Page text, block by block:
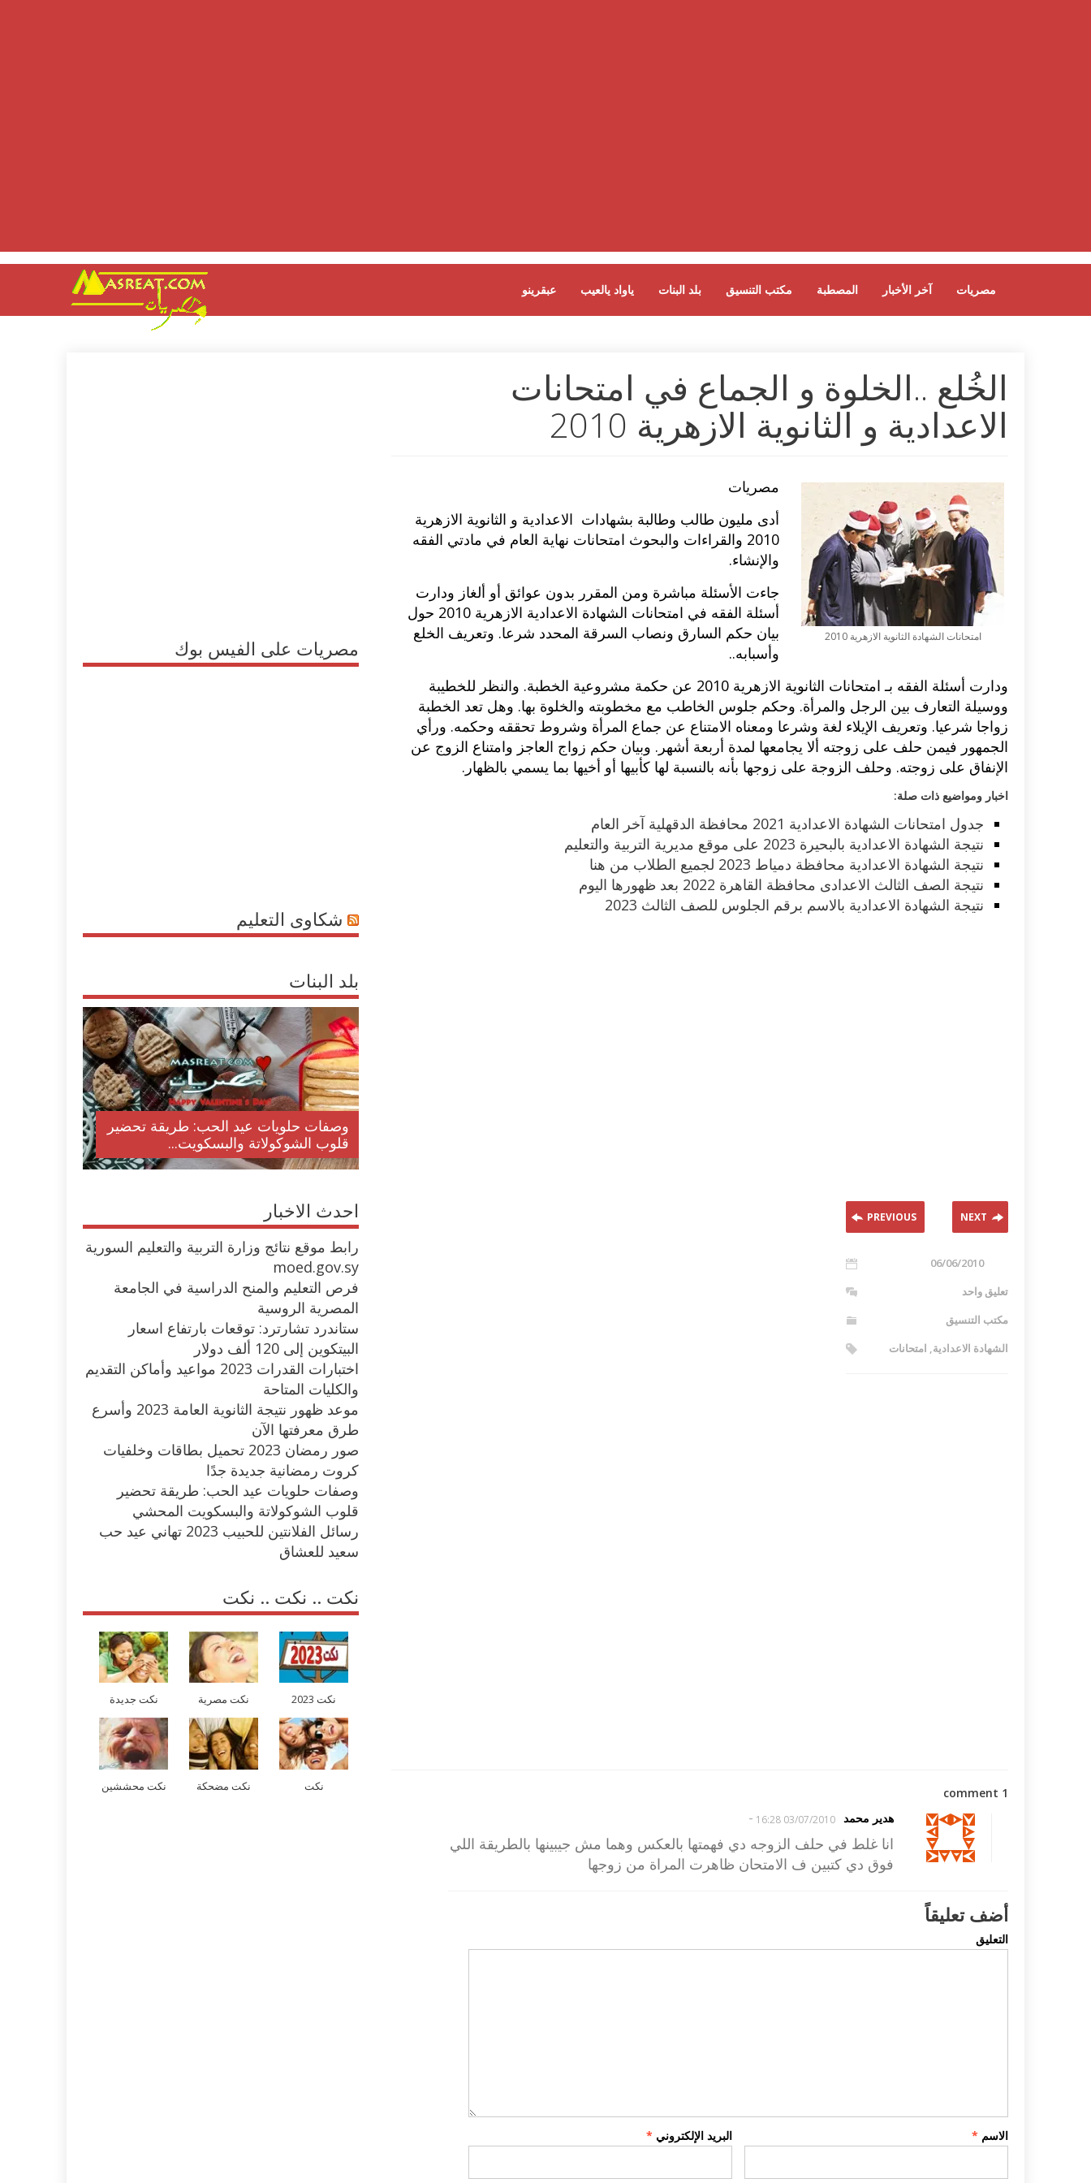
عبقرينو ياواد يالعيب بلد البنات مكتب التنسيق المصطبة آخر الأخبار مصريات
الخُلع ..الخلوة و الجماع في امتحانات
الاعدادية و الثانوية الازهرية 2010
امتحانات الشهادة الثانوية الازهرية 2010
مصريات
أدى مليون طالب وطالبة بشهادات الاعدادية و الثانوية الازهرية
2010 والقراءات والبحوث امتحانات نهاية العام في مادتي الفقه
والإنشاء.
جاءت الأسئلة مباشرة ومن المقرر بدون عوائق أو ألغاز ودارت
أسئلة الفقه في امتحانات الشهادة الاعدادية الازهرية 2010 حول
بيان حكم السارق ونصاب السرقة المحدد شرعا. وتعريف الخلع
وأسبابه..
ودارت أسئلة الفقه بـ امتحانات الثانوية الازهرية 2010 عن حكمة مشروعية الخطبة. والنظر للخطيبة
ووسيلة التعارف بين الرجل والمرأة. وحكم جلوس الخاطب مع مخطوبته والخلوة بها. وهل تعد الخطبة
زواجا شرعيا. وتعريف الإيلاء لغة وشرعا ومعناه الامتناع عن جماع المرأة وشروط تحققه وحكمه. ورأي
الجمهور فيمن حلف على زوجته ألا يجامعها لمدة أربعة أشهر. وبيان حكم زواج العاجز وامتناع الزوج عن
الإنفاق على زوجته. وحلف الزوجة على زوجها بأنه بالنسبة لها كأبيها أو أخيها بما يسمي بالظهار.
اخبار ومواضيع ذات صلة:
جدول امتحانات الشهادة الاعدادية 2021 محافظة الدقهلية آخر العام
نتيجة الشهادة الاعدادية بالبحيرة 2023 على موقع مديرية التربية والتعليم
نتيجة الشهادة الاعدادية محافظة دمياط 2023 لجميع الطلاب من هنا
نتيجة الصف الثالث الاعدادى محافظة القاهرة 2022 بعد ظهورها اليوم
نتيجة الشهادة الاعدادية بالاسم برقم الجلوس للصف الثالث 2023
PREVIOUS NEXT
06/06/2010
تعليق واحد
مكتب التنسيق
الشهادة الاعدادية, امتحانات
1 comment
هدير محمد 03/07/2010 16:28
-
انا غلط في حلف الزوجه دي فهمتها بالعكس وهما مش جيبينها بالطريقة اللي
فوق دي كتبين ف الامتحان ظاهرت المراة من زوجها
أضف تعليقاً
التعليق
الاسم * البريد الإلكتروني *
مصريات على الفيس بوك
شكاوى التعليم
بلد البنات
وصفات حلويات عيد الحب: طريقة تحضير
قلوب الشوكولاتة والبسكويت...
احدث الاخبار
رابط موقع نتائج وزارة التربية والتعليم السورية
moed.gov.sy
فرص التعليم والمنح الدراسية في الجامعة
المصرية الروسية
ستاندرد تشارترد: توقعات بارتفاع اسعار
البيتكوين إلى 120 ألف دولار
اختبارات القدرات 2023 مواعيد وأماكن التقديم
والكليات المتاحة
موعد ظهور نتيجة الثانوية العامة 2023 وأسرع
طرق معرفتها الآن
صور رمضان 2023 تحميل بطاقات وخلفيات
كروت رمضانية جديدة جدًا
وصفات حلويات عيد الحب: طريقة تحضير
قلوب الشوكولاتة والبسكويت المحشي
رسائل الفلانتين للحبيب 2023 تهاني عيد حب
سعيد للعشاق
نكت .. نكت .. نكت
نكت 2023 نكت مصرية نكت جديدة
نكت نكت مضحكة نكت محششين